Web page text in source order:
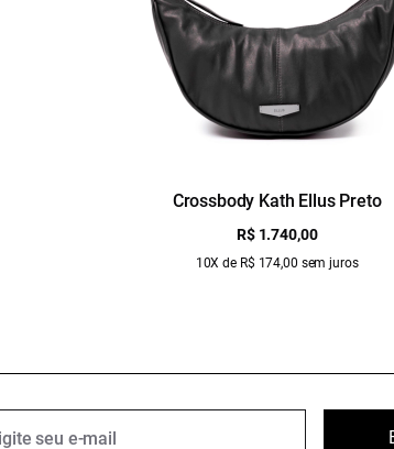
Crossbody Kath Ellus Preto
R$ 1.740,00
10X de R$ 174,00 sem juros